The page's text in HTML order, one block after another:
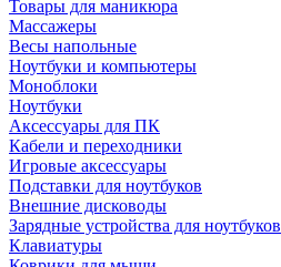
Товары для маникюра
Массажеры
Весы напольные
Ноутбуки и компьютеры
Моноблоки
Ноутбуки
Аксессуары для ПК
Кабели и переходники
Игровые аксессуары
Подставки для ноутбуков
Внешние дисководы
Зарядные устройства для ноутбуков
Клавиатуры